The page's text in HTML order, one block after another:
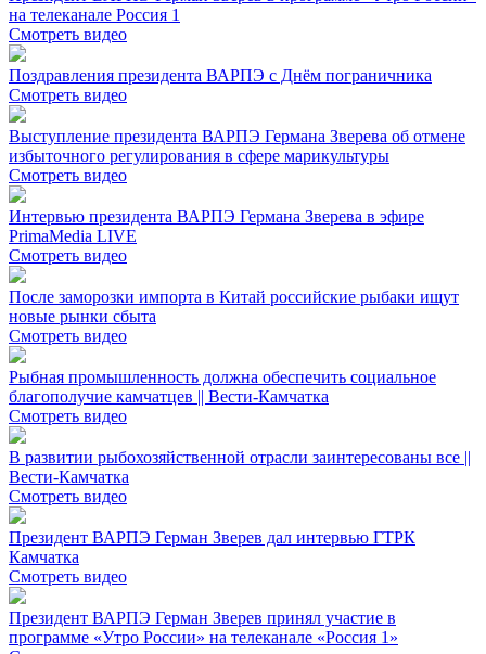
на телеканале Россия 1
Смотреть видео
Поздравления президента ВАРПЭ с Днём пограничника
Смотреть видео
Выступление президента ВАРПЭ Германа Зверева об отмене
избыточного регулирования в сфере марикультуры
Смотреть видео
Интервью президента ВАРПЭ Германа Зверева в эфире
PrimaMedia LIVE
Смотреть видео
После заморозки импорта в Китай российские рыбаки ищут
новые рынки сбыта
Смотреть видео
Рыбная промышленность должна обеспечить социальное
благополучие камчатцев || Вести-Камчатка
Смотреть видео
В развитии рыбохозяйственной отрасли заинтересованы все ||
Вести-Камчатка
Смотреть видео
Президент ВАРПЭ Герман Зверев дал интервью ГТРК
Камчатка
Смотреть видео
Президент ВАРПЭ Герман Зверев принял участие в
программе «Утро России» на телеканале «Россия 1»